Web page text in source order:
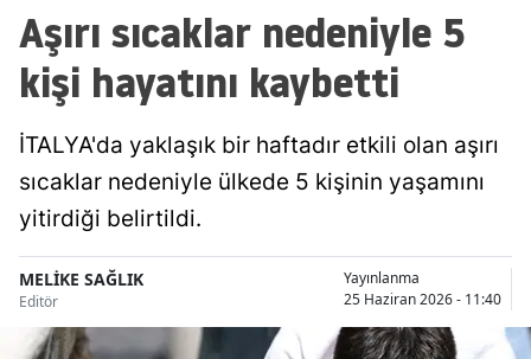
Amasya
Ankara
Artvin
Balıkesir
Bilecik
Aşırı sıcaklar nedeniyle 5
kişi hayatını kaybetti
İTALYA'da yaklaşık bir haftadır etkili olan aşırı
sıcaklar nedeniyle ülkede 5 kişinin yaşamını
yitirdiği belirtildi.
MELİKE SAĞLIK
Editör
Yayınlanma
25 Haziran 2026 - 11:40